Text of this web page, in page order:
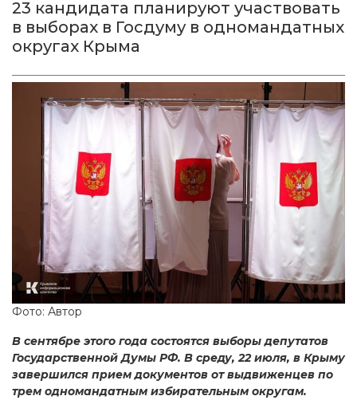
23 кандидата планируют участвовать
в выборах в Госдуму в одномандатных
округах Крыма
Фото: Автор
В сентябре этого года состоятся выборы депутатов
Государственной Думы РФ. В среду, 22 июля, в Крыму
завершился прием документов от выдвиженцев по
трем одномандатным избирательным округам.